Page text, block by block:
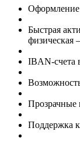
Оформление
Быстрая
физическая
IBAN-счета
Прозрачные
Поддержка